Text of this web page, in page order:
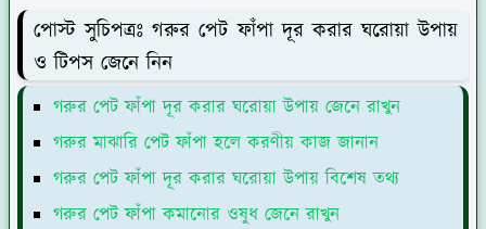
পোস্ট সুচিপত্রঃ গরুর পেট ফাঁপা দূর করার ঘরোয়া উপায়
ও টিপস জেনে নিন
গরুর পেট ফাঁপা দূর করার ঘরোয়া উপায় জেনে রাখুন
গরুর মাঝারি পেট ফাঁপা হলে করণীয় কাজ জানান
গরুর পেট ফাঁপা দূর করার ঘরোয়া উপায় বিশেষ তথ্য
গরুর পেট ফাঁপা কমানোর ওষুধ জেনে রাখুন